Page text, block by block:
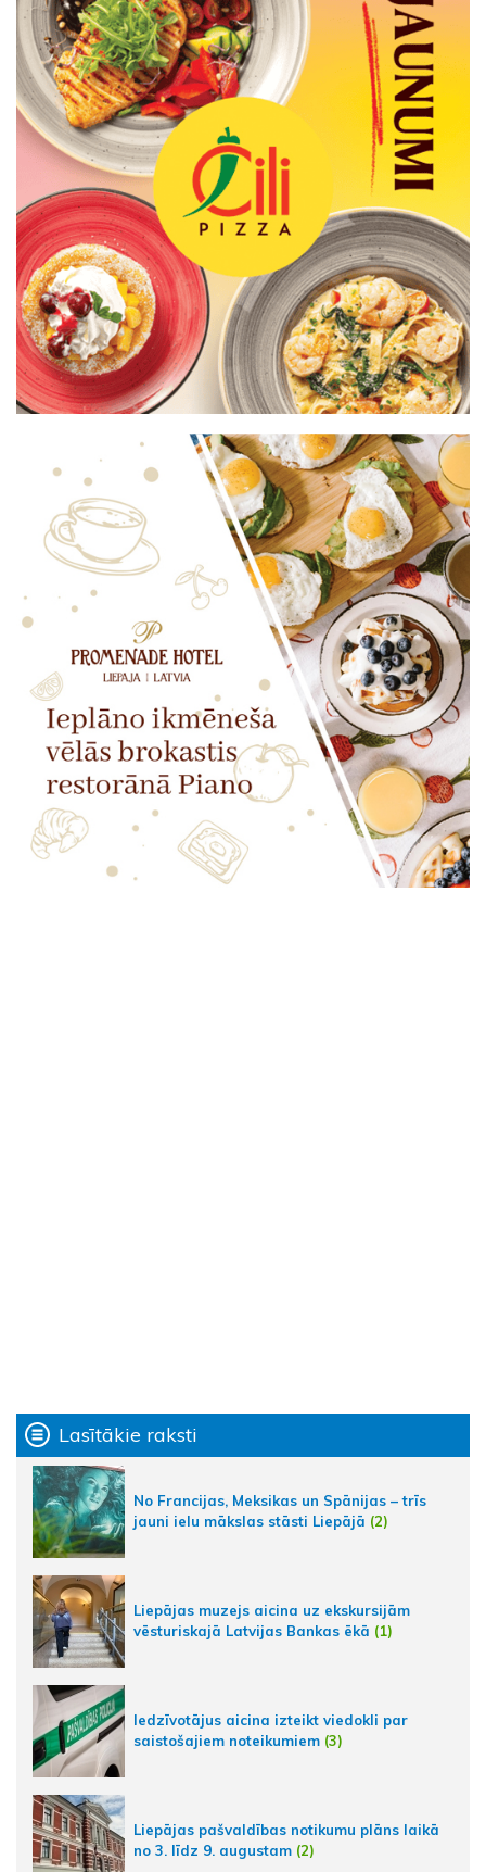
Lasītākie raksti
No Francijas, Meksikas un Spānijas – trīs
jauni ielu mākslas stāsti Liepājā (2)
Liepājas muzejs aicina uz ekskursijām
vēsturiskajā Latvijas Bankas ēkā (1)
Iedzīvotājus aicina izteikt viedokli par
saistošajiem noteikumiem (3)
Liepājas pašvaldības notikumu plāns laikā
no 3. līdz 9. augustam (2)